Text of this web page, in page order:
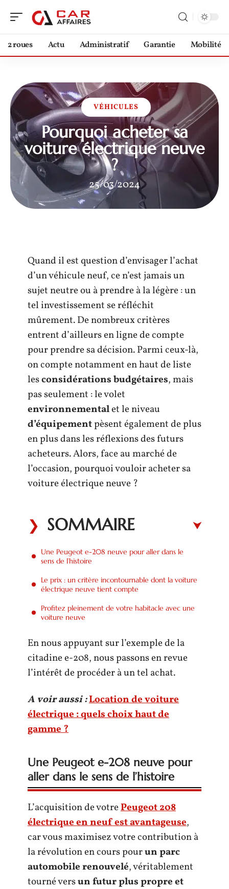
2 roues Actu Administratif Garantie Mobilité
VÉHICULES
Pourquoi acheter sa
voiture électrique neuve
?
25/03/2024
Quand il est question d’envisager l’achat
d’un véhicule neuf, ce n’est jamais un
sujet neutre ou à prendre à la légère : un
tel investissement se réfléchit
mûrement. De nombreux critères
entrent d’ailleurs en ligne de compte
pour prendre sa décision. Parmi ceux-là,
on compte notamment en haut de liste
lesconsidérations budgétaires, mais
pas seulement : le volet
environnementalet le niveau
d’équipementpèsent également de plus
en plus dans les réflexions des futurs
acheteurs. Alors, face au marché de
l’occasion, pourquoi vouloir acheter sa
voiture électrique neuve ?
SOMMAIRE
Une Peugeot e-208 neuve pour aller dans le
sens de l’histoire
Le prix : un critère incontournable dont la voiture
électrique neuve tient compte
Profitez pleinement de votre habitacle avec une
voiture neuve
En nous appuyant sur l’exemple de la
citadine e-208, nous passons en revue
l’intérêt de procéder à un tel achat.
A voir aussi :Location de voiture
électrique : quels choix haut de
gamme ?
Une Peugeot e-208 neuve pour
aller dans le sens de l’histoire
L’acquisition de votrePeugeot 208
électrique en neuf est avantageuse,
car vous maximisez votre contribution à
la révolution en cours pourun parc
automobile renouvelé, véritablement
tourné versun futur plus propre et